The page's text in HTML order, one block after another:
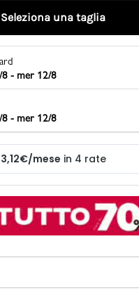
Seleziona una taglia
8 - mer 12/8
8 - mer 12/8